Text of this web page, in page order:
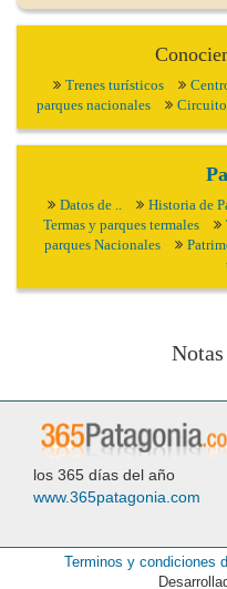
Trenes turísticos
parques nacionales
Datos de .. Historia de
Termas y parques termales
parques Nacionales
los 365 días del año
www.365patagonia.com
Terminos y condiciones